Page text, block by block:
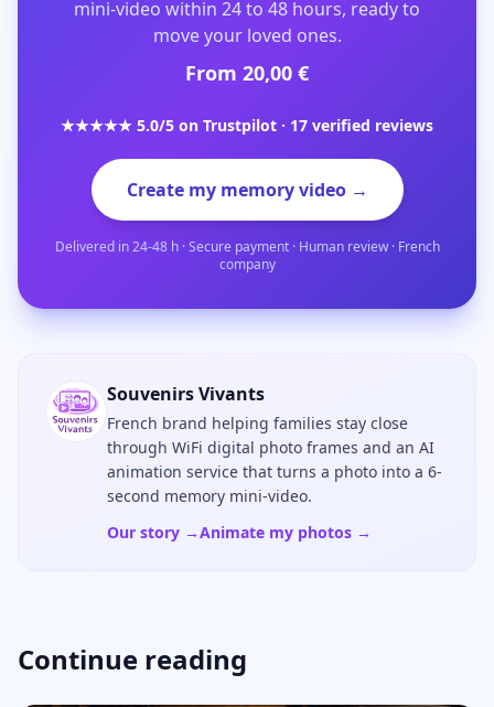
mini-video within 24 to 48 hours, ready to
move your loved ones.
From 20,00 €
★★★★★ 5.0/5 on Trustpilot · 17 verified reviews
Create my memory video →
Delivered in 24-48 h · Secure payment · Human review · French
company
Souvenirs Vivants
French brand helping families stay close
through WiFi digital photo frames and an AI
animation service that turns a photo into a 6-
second memory mini-video.
Our story →Animate my photos →
Continue reading